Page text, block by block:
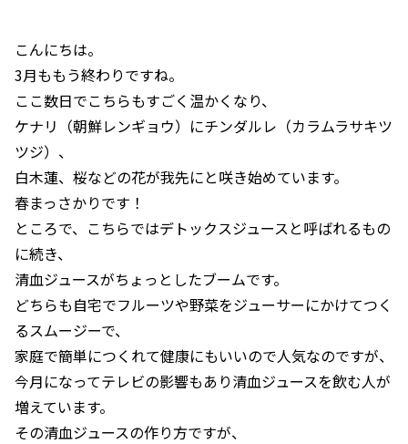
こんにちは。
3月ももう終わりですね。
ここ数日でこちらもすごく温かくなり、
ケナリ（朝鮮レンギョウ）にチンダルレ（カラムラサキツ
ツジ）、
白木蓮、桜などの花が我先にと咲き始めています。
春まっさかりです！
ところで、こちらではデトックスジュースと呼ばれるもの
に続き、
清血ジュースがちょっとしたブームです。
どちらも自宅でフルーツや野菜をジューサーにかけてつく
るスムージーで、
家庭で簡単につくれて健康にもいいので人気なのですが、
今月になってテレビの影響もあり清血ジュースを飲む人が
増えています。
その清血ジュースの作り方ですが、